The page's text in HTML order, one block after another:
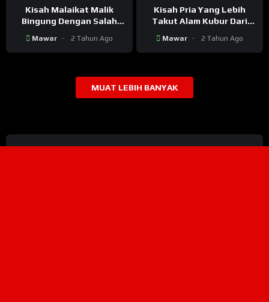
Kisah Malaikat Malik
Bingung Dengan Salah
Mawar 2 Tahun Ago
Kisah Pria Yang Lebih
Takut Alam Kubur Dari
Mawar 2 Tahun Ago
MUAT LEBIH BANYAK